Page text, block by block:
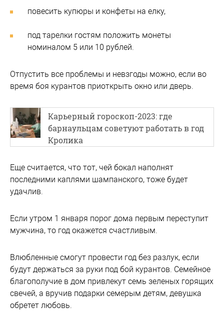
повесить купюры и конфеты на елку,
под тарелки гостям положить монеты
номиналом 5 или 10 рублей.
Отпустить все проблемы и невзгоды можно, если во
время боя курантов приоткрыть окно или дверь.
Карьерный гороскоп-2023: где
барнаульцам советуют работать в год
Кролика
Еще считается, что тот, чей бокал наполнят
последними каплями шампанского, тоже будет
удачлив.
Если утром 1 января порог дома первым переступит
мужчина, то год окажется счастливым.
Влюбленные смогут провести год без разлук, если
будут держаться за руки под бой курантов. Семейное
благополучие в дом привлекут семь зеленых горящих
свечей, а вручив подарки семерым детям, девушка
обретет любовь.